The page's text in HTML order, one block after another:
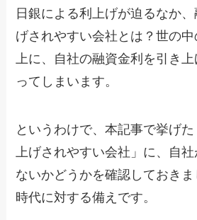
日銀による利上げが迫るなか
げされやすい会社とは？世の
上に、自社の融資金利を引き
ってしまいます。
というわけで、本記事で挙げ
上げされやすい会社」に、自
ないかどうかを確認しておき
時代に対する備えです。